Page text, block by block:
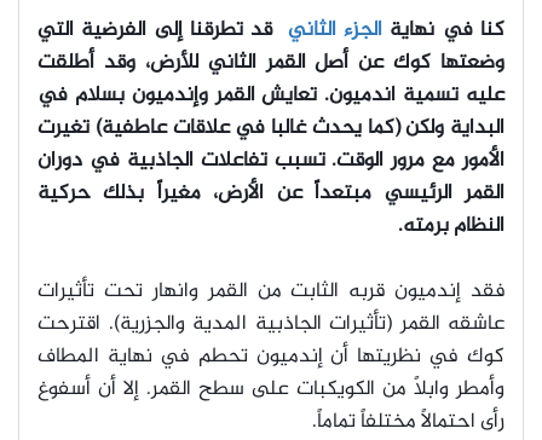
كنا في نهاية الجزء الثاني قد تطرقنا إلى الفرضية التي
وضعتها كوك عن أصل القمر الثاني للأرض، وقد أطلقت
عليه تسمية اندميون. تعايش القمر وإندميون بسلام في
البداية ولكن (كما يحدث غالبا في علاقات عاطفية) تغيرت
الأمور مع مرور الوقت. تسبب تفاعلات الجاذبية في دوران
القمر الرئيسي مبتعداً عن الأرض، مغيراً بذلك حركية
النظام برمته.
فقد إندميون قربه الثابت من القمر وانهار تحت تأثيرات
عاشقه القمر (تأثيرات الجاذبية المدية والجزرية). اقترحت
كوك في نظريتها أن إندميون تحطم في نهاية المطاف
وأمطر وابلاً من الكويكبات على سطح القمر. إلا أن أسفوغ
رأى احتمالاً مختلفاً تماماً.